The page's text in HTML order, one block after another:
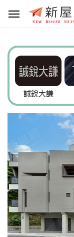
誠銳大謙